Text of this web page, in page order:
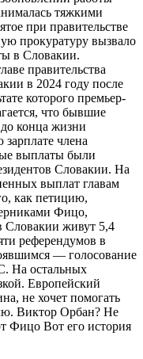
тяжкими
при правительстве
прокуратуру вызвало
в Словакии.
правительства
в 2024 году после
которого премьер-
что бывшие
конца жизни
члена
выплаты были
Словакии. На
выплат главам
как петицию,
Фицо,
Словакии живут 5,4
референдумов в
— голосование
На остальных
Европейский
не хочет помогать
Виктор Орбан? Не
Фицо Вот его история